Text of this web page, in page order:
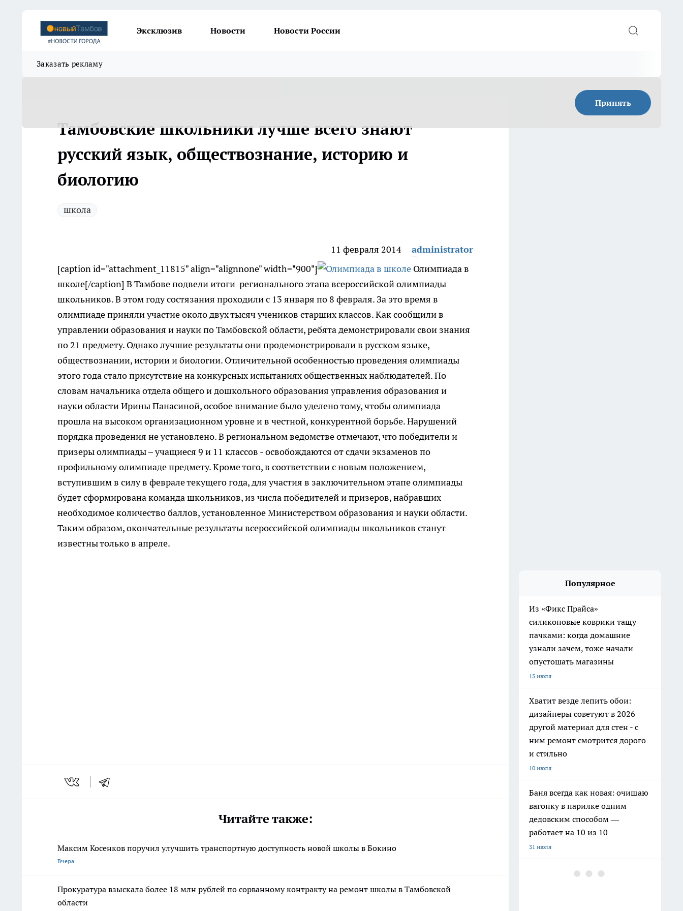
Эксклюзив Новости Новости России
Заказать рекламу
Принять
Тамбовские школьники лучше всего знают
русский язык, обществознание, историю и
биологию
школа
11 февраля 2014
administrator
[caption id="attachment_11815" align="alignnone" width="900"]
Олимпиада в
школе[/caption] В Тамбове подвели итоги регионального этапа всероссийской олимпиады
школьников. В этом году состязания проходили с 13 января по 8 февраля. За это время в
олимпиаде приняли участие около двух тысяч учеников старших классов. Как сообщили в
управлении образования и науки по Тамбовской области, ребята демонстрировали свои знания
по 21 предмету. Однако лучшие результаты они продемонстрировали в русском языке,
обществознании, истории и биологии. Отличительной особенностью проведения олимпиады
этого года стало присутствие на конкурсных испытаниях общественных наблюдателей. По
словам начальника отдела общего и дошкольного образования управления образования и
науки области Ирины Панасиной, особое внимание было уделено тому, чтобы олимпиада
прошла на высоком организационном уровне и в честной, конкурентной борьбе. Нарушений
порядка проведения не установлено. В региональном ведомстве отмечают, что победители и
призеры олимпиады – учащиеся 9 и 11 классов - освобождаются от сдачи экзаменов по
профильному олимпиаде предмету. Кроме того, в соответствии с новым положением,
вступившим в силу в феврале текущего года, для участия в заключительном этапе олимпиады
будет сформирована команда школьников, из числа победителей и призеров, набравших
необходимое количество баллов, установленное Министерством образования и науки области.
Таким образом, окончательные результаты всероссийской олимпиады школьников станут
известны только в апреле.
Читайте также:
Максим Косенков поручил улучшить транспортную доступность новой школы в Бокино
Вчера
Прокуратура взыскала более 18 млн рублей по сорванному контракту на ремонт школы в Тамбовской
области
Популярное
Из «Фикс Прайса»
силиконовые коврики тащу
пачками: когда домашние
узнали зачем, тоже начали
опустошать магазины
15 июля
Хватит везде лепить обои:
дизайнеры советуют в 2026
другой материал для стен - с
ним ремонт смотрится дорого
и стильно
10 июля
Баня всегда как новая: очищаю
вагонку в парилке одним
дедовским способом —
работает на 10 из 10
31 июля
Как заправить бензин в